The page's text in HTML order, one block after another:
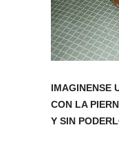
IMAGINENSE
CON LA
Y SIN